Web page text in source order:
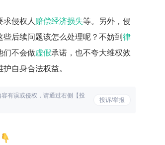
求侵权人 赔偿经济损失等。另外，侵
后续问题该怎么处理呢？不妨到 律
们不会做虚假承诺，也不夸大维权效
自身合法权益。
投诉/举报
有误或侵权，请通过右侧【投